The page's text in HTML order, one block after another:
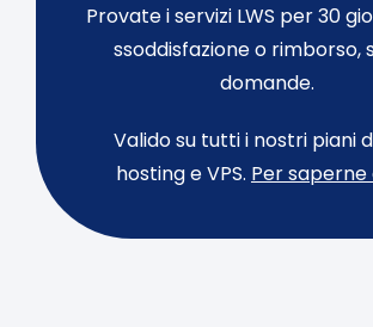
Provate i servizi LWS per 30
ssoddisfazione o rimborso,
domande.
Valido su tutti i nostri piani
hosting e VPS. Per saperne